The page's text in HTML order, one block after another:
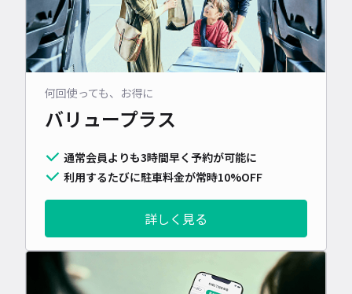
何回使っても、お得に
バリュープラス
通常会員よりも3時間早く予約が可能に
利用するたびに駐車料金が常時10%OFF
詳しく見る